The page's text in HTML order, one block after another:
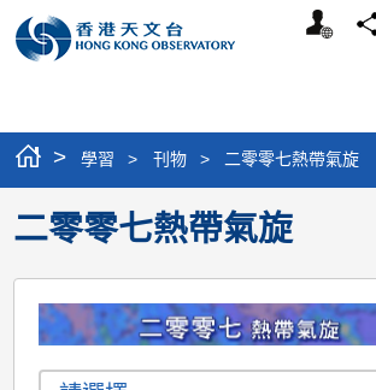
個
分
> 學習 > 刊物 > 二零零七熱帶氣旋
二零零七熱帶氣旋